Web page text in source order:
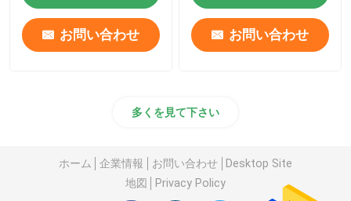
お問い合わせ お問い合わせ
多くを見て下さい
ホーム 企業情報 お問い合わせ
Desktop Site
地図
Privacy Policy